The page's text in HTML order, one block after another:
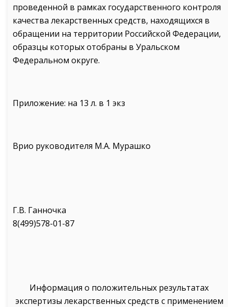
проведенной в рамках государственного контроля
качества лекарственных средств, находящихся в
обращении на территории Российской Федерации,
образцы которых отобраны в Уральском
Федеральном округе.
Приложение: на 13 л. в 1 экз
Врио руководителя М.А. Мурашко
Г.В. Ганночка
8(499)578-01-87
Информация о положительных результатах
экспертизы лекарственных средств с применением